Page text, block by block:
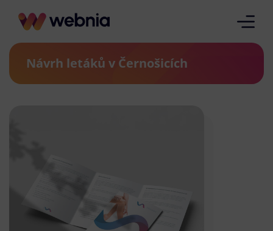
Návrh letáků v Černošicích